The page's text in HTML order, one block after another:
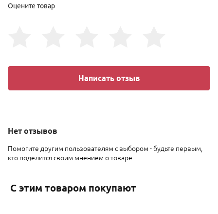
Нет отзывов
Помогите другим пользователям с выбором - будьте первым,
кто поделится своим мнением о товаре
Оцените товар
Написать отзыв
С этим товаром покупают